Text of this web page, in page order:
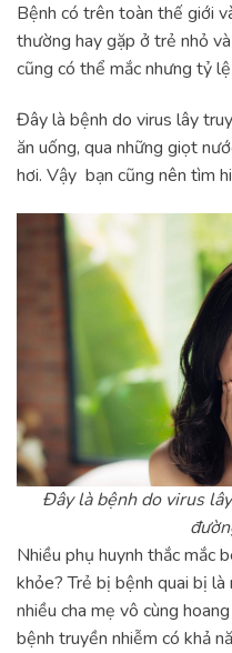
Bệnh có trên toàn thế giới
thường hay gặp ở trẻ nhỏ
cũng có thể mắc nhưng tỷ
Đây là bệnh do virus lây
ăn uống, qua những giọt
hơi. Vậy bạn cũng nên tìm
Đây là bệnh do virus
Nhiều phụ huynh thắc mắc
khỏe? Trẻ bị bệnh quai bị
nhiều cha mẹ vô cùng
bệnh truyền nhiễm có khả